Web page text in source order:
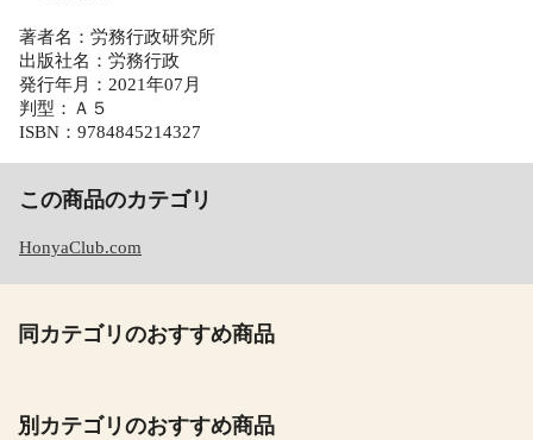
著者名：労務行政研究所
出版社名：労務行政
発行年月：2021年07月
判型：Ａ５
ISBN：9784845214327
この商品のカテゴリ
HonyaClub.com
同カテゴリのおすすめ商品
別カテゴリのおすすめ商品